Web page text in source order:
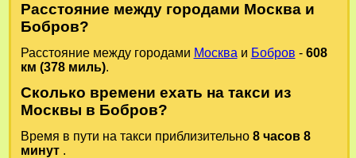
Расстояние между городами Москва и
Бобров?
Расстояние между городами Москва и Бобров - 608
км (378 миль).
Сколько времени ехать на такси из
Москвы в Бобров?
Время в пути на такси приблизительно 8 часов 8
минут .